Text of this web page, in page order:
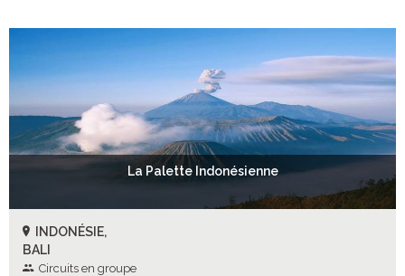
La Palette Indonésienne
INDONÉSIE,
BALI
Circuits en groupe